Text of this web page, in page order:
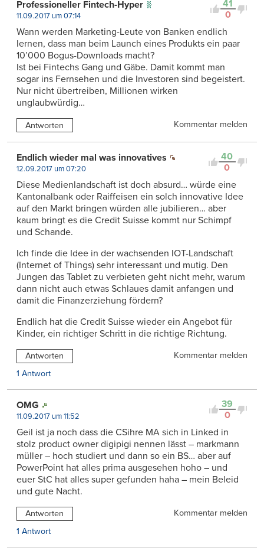
41
0
Professioneller Fintech-Hyper
11.09.2017 um 07:14
Wann werden Marketing-Leute von Banken endlich
lernen, dass man beim Launch eines Produkts ein paar
10’000 Bogus-Downloads macht?
Ist bei Fintechs Gang und Gäbe. Damit kommt man
sogar ins Fernsehen und die Investoren sind begeistert.
Nur nicht übertreiben, Millionen wirken
unglaubwürdig…
Antworten Kommentar melden
40
0
Endlich wieder mal was innovatives
12.09.2017 um 07:20
Diese Medienlandschaft ist doch absurd… würde eine
Kantonalbank oder Raiffeisen ein solch innovative Idee
auf den Markt bringen würden alle jubilieren… aber
kaum bringt es die Credit Suisse kommt nur Schimpf
und Schande.
Ich finde die Idee in der wachsenden IOT-Landschaft
(Internet of Things) sehr interessant und mutig. Den
Jungen das Tablet zu verbieten geht nicht mehr, warum
dann nicht auch etwas Schlaues damit anfangen und
damit die Finanzerziehung fördern?
Endlich hat die Credit Suisse wieder ein Angebot für
Kinder, ein richtiger Schritt in die richtige Richtung.
Antworten
Kommentar melden
1 Antwort
39
0
OMG
11.09.2017 um 11:52
Geil ist ja noch dass die CSihre MA sich in Linked in
stolz product owner digipigi nennen lässt – markmann
müller – hoch studiert und dann so ein BS… aber auf
PowerPoint hat alles prima ausgesehen hoho – und
euer StC hat alles super gefunden haha – mein Beleid
und gute Nacht.
Antworten
Kommentar melden
1 Antwort